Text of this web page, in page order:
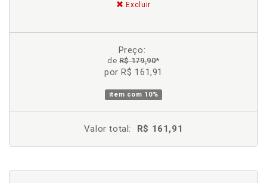
Excluir
Preço:
deR$ 179,90*
por R$ 161,91
item com 10%
Valor total: R$ 161,91